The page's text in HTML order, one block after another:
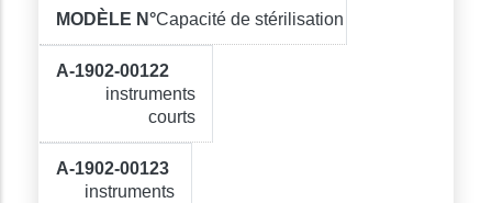
Capacité de stérilisation
instruments
courts
instruments